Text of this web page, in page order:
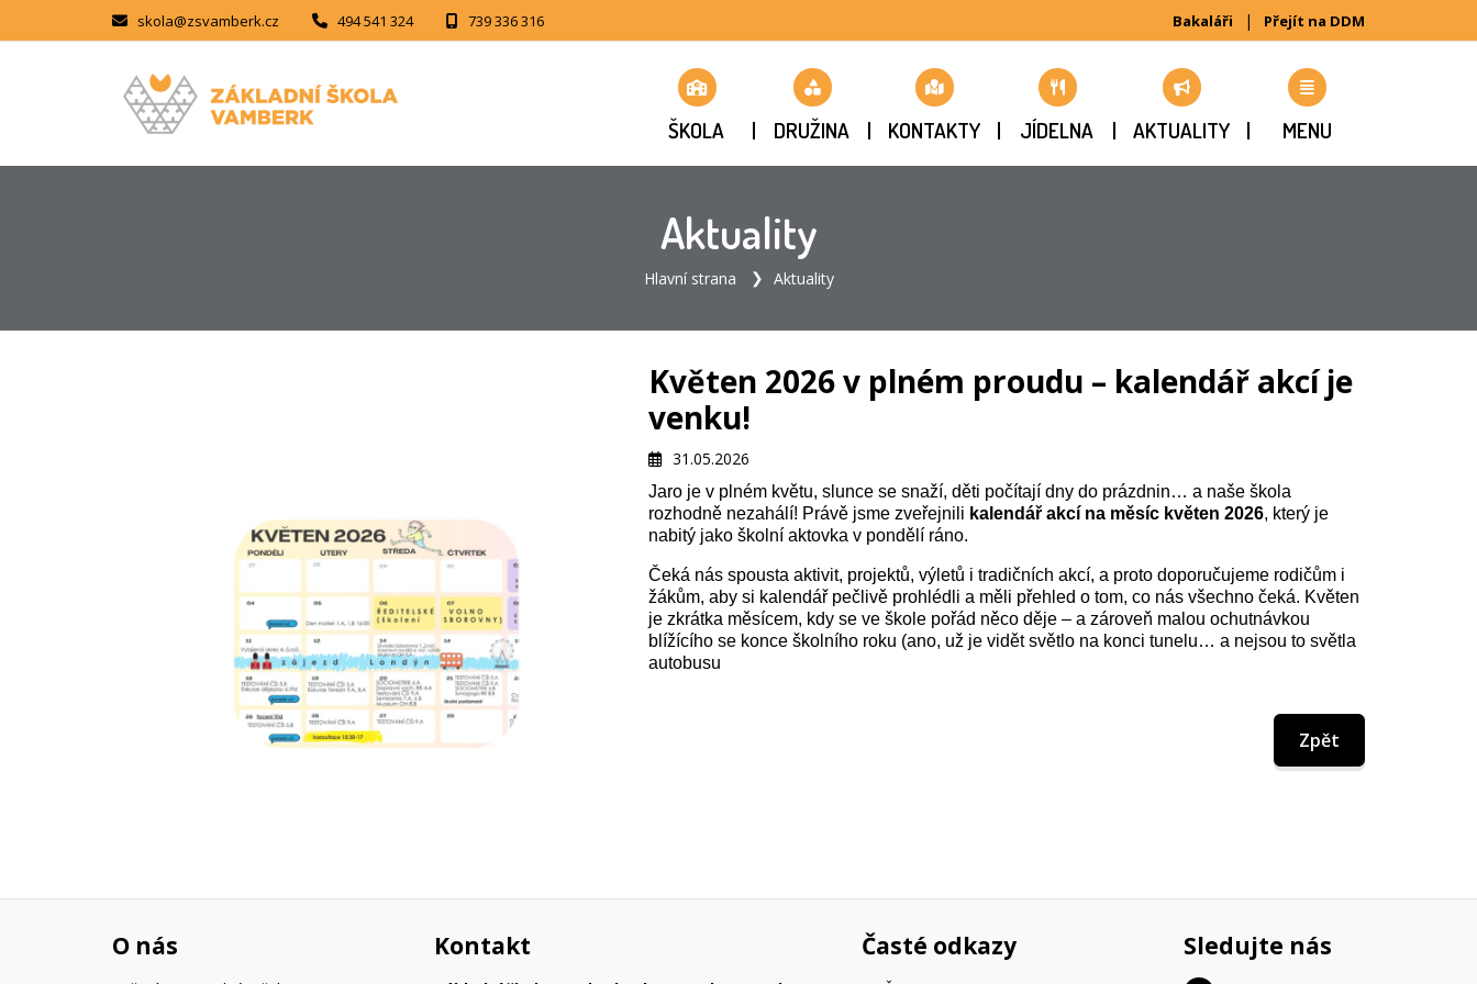
skola@zsvamberk.cz 494 541 324 739 336 316 Bakaláři | Přejít na DDM
ŠKOLA DRUŽINA KONTAKTY JÍDELNA AKTUALITY MENU
Aktuality
Hlavní strana Aktuality
Květen 2026 v plném proudu – kalendář akcí je
venku!
31.05.2026
Jaro je v plném květu, slunce se snaží, děti počítají dny do prázdnin… a naše škola
rozhodně nezahálí! Právě jsme zveřejnili kalendář akcí na měsíc květen 2026, který je
nabitý jako školní aktovka v pondělí ráno.
Čeká nás spousta aktivit, projektů, výletů i tradičních akcí, a proto doporučujeme rodičům i
žákům, aby si kalendář pečlivě prohlédli a měli přehled o tom, co nás všechno čeká. Květen
je zkrátka měsícem, kdy se ve škole pořád něco děje – a zároveň malou ochutnávkou
blížícího se konce školního roku (ano, už je vidět světlo na konci tunelu… a nejsou to světla
autobusu
Zpět
O nás Kontakt Časté odkazy Sledujte nás